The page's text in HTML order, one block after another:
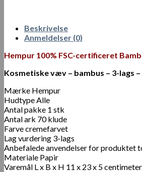
Beskrivelse
Anmeldelser (0)
Hempur 100% FSC-certificeret
Kosmetiske væv – bambus – 3-lags
Mærke Hempur
Hudtype Alle
Antal pakke 1 stk
Antal ark 70 klude
Farve cremefarvet
Lag vurdering 3-lags
Anbefalede anvendelser for produktet
Materiale Papir
Varemål L x B x H 11 x 23 x 5 centimeter